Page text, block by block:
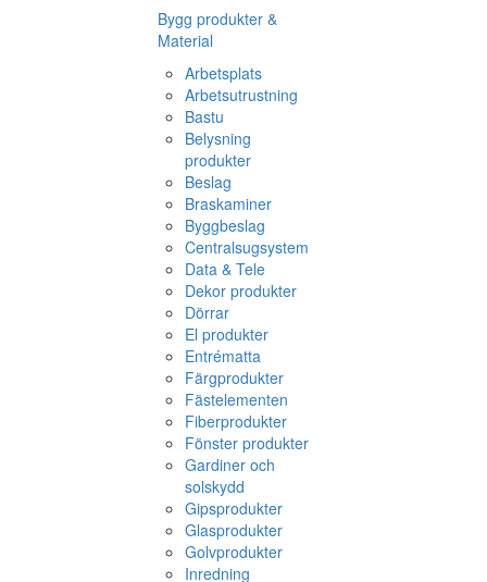
Bygg produkter &
Material
Arbetsplats
Arbetsutrustning
Bastu
Belysning
produkter
Beslag
Braskaminer
Byggbeslag
Centralsugsystem
Data & Tele
Dekor produkter
Dörrar
El produkter
Entrématta
Färgprodukter
Fästelementen
Fiberprodukter
Fönster produkter
Gardiner och
solskydd
Gipsprodukter
Glasprodukter
Golvprodukter
Inredning